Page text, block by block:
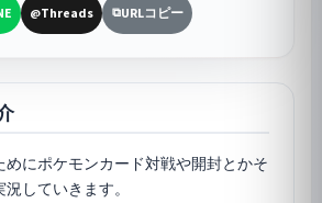
@Threads ⧉URLコピー
めにポケモンカード対戦や開封とかそ
していきます。